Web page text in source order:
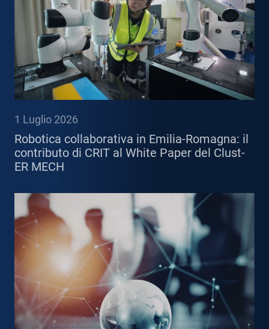
1 Luglio 2026
Robotica collaborativa in Emilia-Romagna: il
contributo di CRIT al White Paper del Clust-
ER MECH